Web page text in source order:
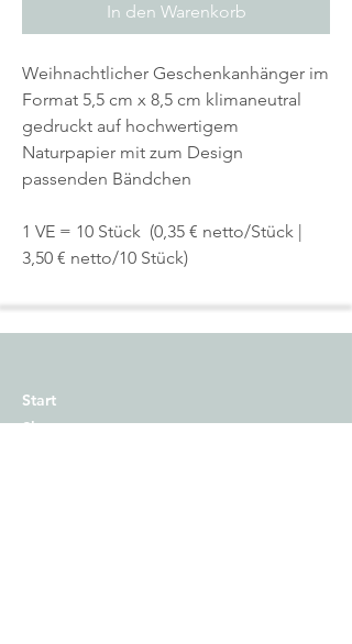
In den Warenkorb
Weihnachtlicher Geschenkanhänger im
Format 5,5 cm x 8,5 cm klimaneutral
gedruckt auf hochwertigem
Naturpapier mit zum Design
passenden Bändchen
1 VE = 10 Stück (0,35 € netto/Stück |
3,50 € netto/10 Stück)
Start
Shop